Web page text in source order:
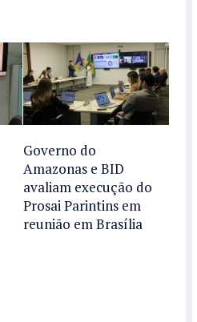
Governo do
Amazonas e BID
avaliam execução do
Prosai Parintins em
reunião em Brasília